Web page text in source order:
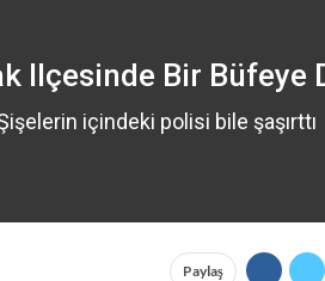
Ilçesinde Bir Büfeye
içindeki polisi bile şaşırttı
Paylaş